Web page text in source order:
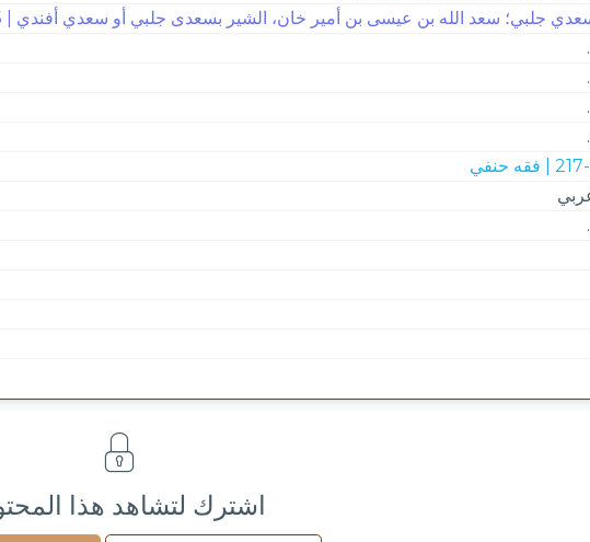
جلبي؛ سعد الله بن عيسى بن أمير خان، الشير بسعدى جلبي أو سعدي أفندي | 945
1 | فقه حنفي
اشترك لتشاهد هذا